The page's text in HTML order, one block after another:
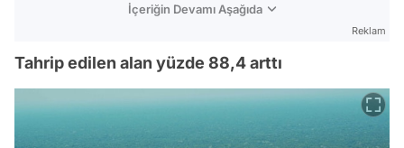
İçeriğin Devamı Aşağıda
Reklam
Tahrip edilen alan yüzde 88,4 arttı